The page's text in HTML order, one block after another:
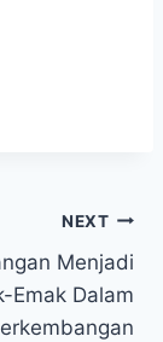
NEXT
Menjadi
Emak Dalam